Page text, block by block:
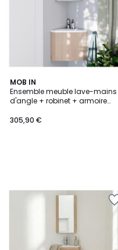
MOB IN
Ensemble meuble lave-mains
d'angle + robinet + armoire
305,90 €